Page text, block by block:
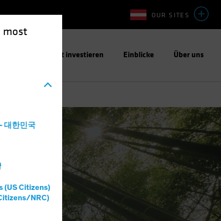
most
대한민국
(US Citizens)
NRC)
OUR SITES
investieren Einblicke Über uns